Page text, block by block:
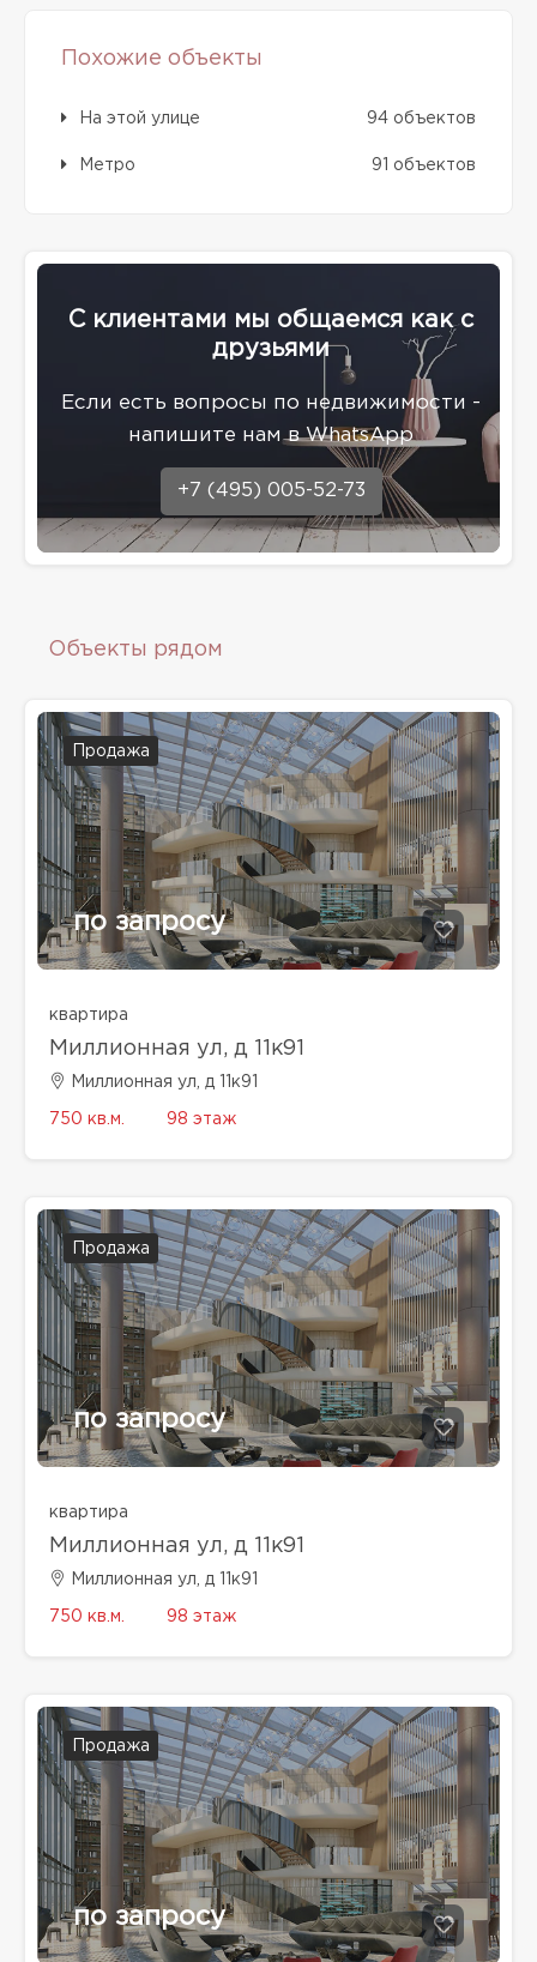
Похожие объекты
На этой улице 94 объектов
Метро 91 объектов
С клиентами мы общаемся как с
друзьями
Eсли есть вопросы по недвижимости -
напишите нам в WhatsApp
+7 (495) 005-52-73
Объекты рядом
Продажа
по запросу
квартира
Миллионная ул, д 11к91
Миллионная ул, д 11к91
750 кв.м. 98 этаж
Продажа
по запросу
квартира
Миллионная ул, д 11к91
Миллионная ул, д 11к91
750 кв.м. 98 этаж
Продажа
по запросу